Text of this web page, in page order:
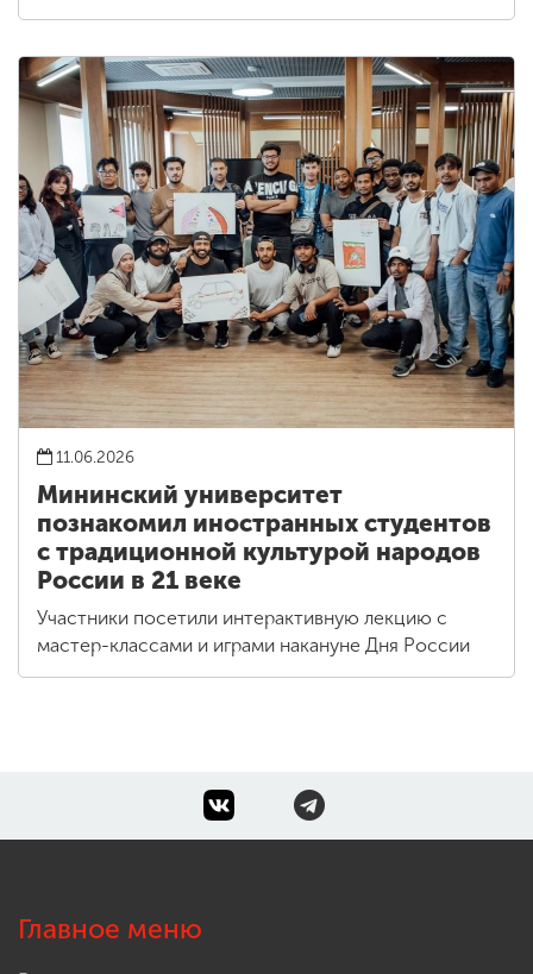
11.06.2026
Мининский университет
познакомил иностранных студентов
с традиционной культурой народов
России в 21 веке
Участники посетили интерактивную лекцию с
мастер-классами и играми накануне Дня России
Главное меню